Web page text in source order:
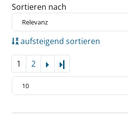
Sortieren nach
aufsteigend sortieren
1 2